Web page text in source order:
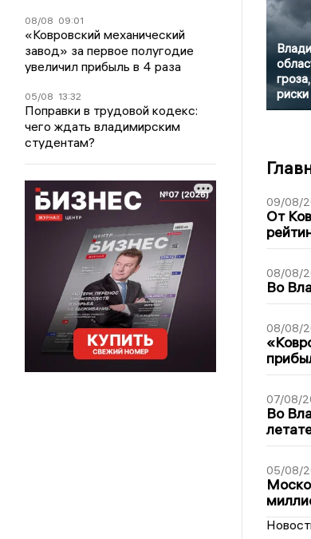
08/08 09:01
«Ковровский механический
завод» за первое полугодие
увеличил прибыль в 4 раза
05/08 13:32
Поправки в трудовой кодекс:
чего ждать владимирским
студентам?
09/08/
От
08/08/
Во
08/08/
07/08/
Во
05/08/